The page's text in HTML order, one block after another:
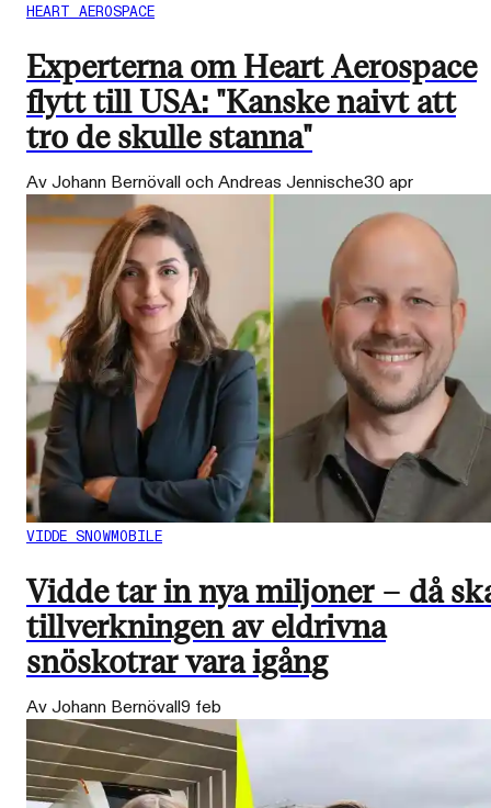
HEART AEROSPACE
Experterna om Heart Aerospace
flytt till USA: "Kanske naivt att
tro de skulle stanna"
Av Johann Bernövall och Andreas Jennische30 apr
VIDDE SNOWMOBILE
Vidde tar in nya miljoner – då
tillverkningen av eldrivna
snöskotrar vara igång
Av Johann Bernövall9 feb